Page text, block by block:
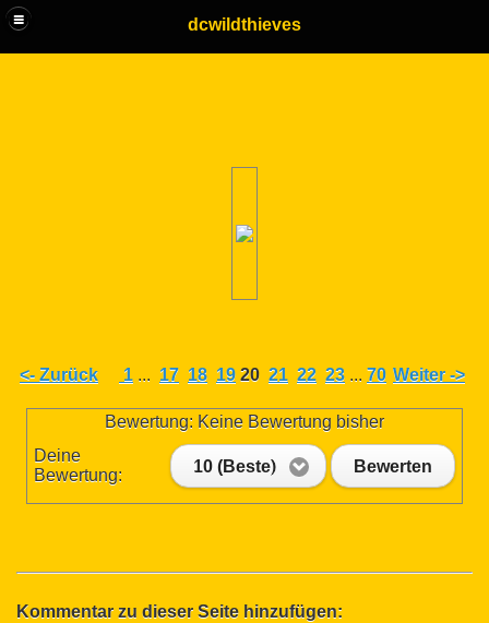
dcwildthieves
<- Zurück 1 ... 17 18 19 20 21 22 23 ... 70 Weiter ->
Bewertung: Keine Bewertung bisher
Deine
Bewertung:
10 (Beste) Bewerten
Kommentar zu dieser Seite hinzufügen: